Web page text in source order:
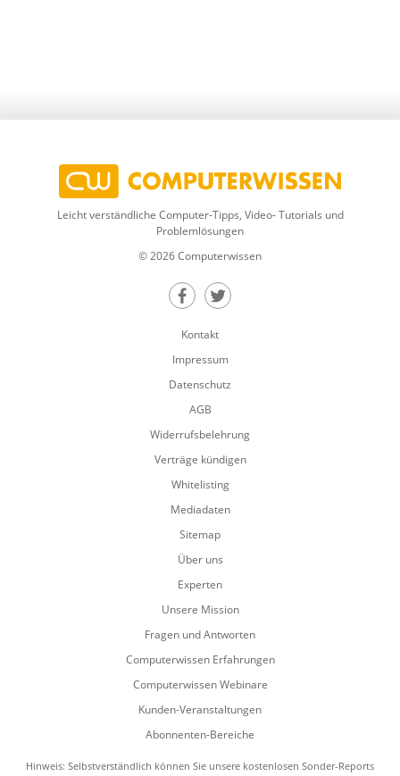
Leicht verständliche Computer-Tipps, Video- Tutorials und
Problemlösungen
© 2026 Computerwissen
Teilen auf Facebook
Teilen auf Twitter
Kontakt
Impressum
Datenschutz
AGB
Widerrufsbelehrung
Verträge kündigen
Whitelisting
Mediadaten
Sitemap
Über uns
Experten
Unsere Mission
Fragen und Antworten
Computerwissen Erfahrungen
Computerwissen Webinare
Kunden-Veranstaltungen
Abonnenten-Bereiche
Hinweis: Selbstverständlich können Sie unsere kostenlosen Sonder-Reports